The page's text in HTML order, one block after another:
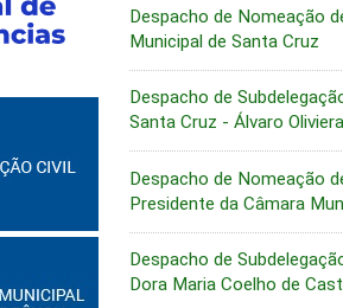
Despacho de Nomeação
Municipal de Santa Cruz
Despacho de
Santa Cruz - Álvaro
Despacho de Nomeação
Presidente da Câmara
Despacho de
Dora Maria Coelho de